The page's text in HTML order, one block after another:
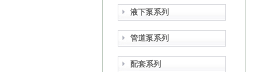
液下泵系列
管道泵系列
配套系列